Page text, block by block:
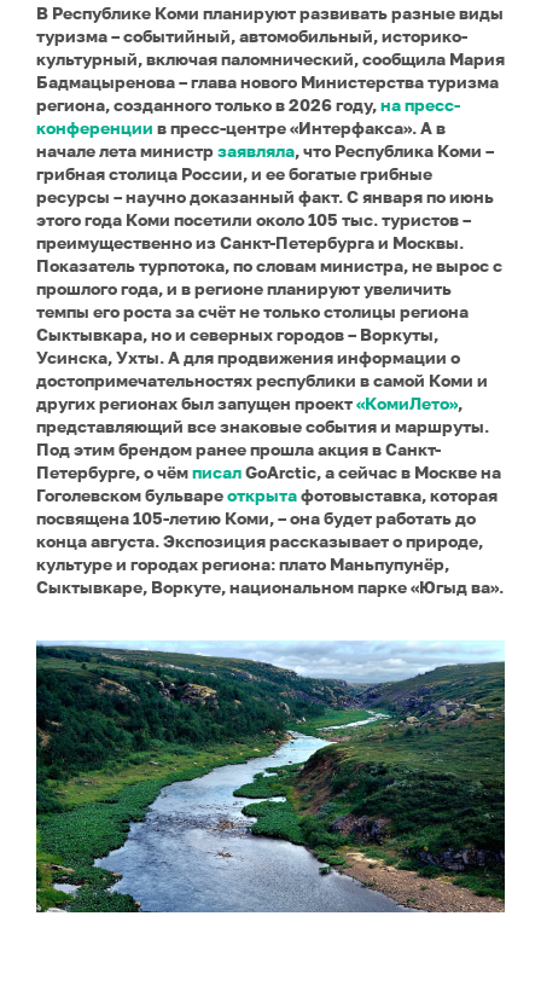
В Республике Коми планируют развивать разные виды
туризма – событийный, автомобильный, историко-
культурный, включая паломнический, сообщила Мария
Бадмацыренова – глава нового Министерства туризма
региона, созданного только в 2026 году,на пресс-
конференции в пресс-центре «Интерфакса». А в
начале лета министрзаявляла, что Республика Коми –
грибная столица России, и ее богатые грибные
ресурсы – научно доказанный факт. С января по июнь
этого года Коми посетили около 105 тыс. туристов –
преимущественно из Санкт-Петербурга и Москвы.
Показатель турпотока, по словам министра, не вырос с
прошлого года, и в регионе планируют увеличить
темпы его роста за счёт не только столицы региона
Сыктывкара, но и северных городов – Воркуты,
Усинска, Ухты. А для продвижения информации о
достопримечательностях республики в самой Коми и
других регионах был запущен проект«КомиЛето»,
представляющий все знаковые события и маршруты.
Под этим брендом ранее прошла акция в Санкт-
Петербурге, о чёмписалGoArctic, а сейчас в Москве на
Гоголевском бульвареоткрытафотовыставка, которая
посвящена 105-летию Коми, – она будет работать до
конца августа. Экспозиция рассказывает о природе,
культуре и городах региона: плато Маньпупунёр,
Сыктывкаре, Воркуте, национальном парке «Югыд ва».